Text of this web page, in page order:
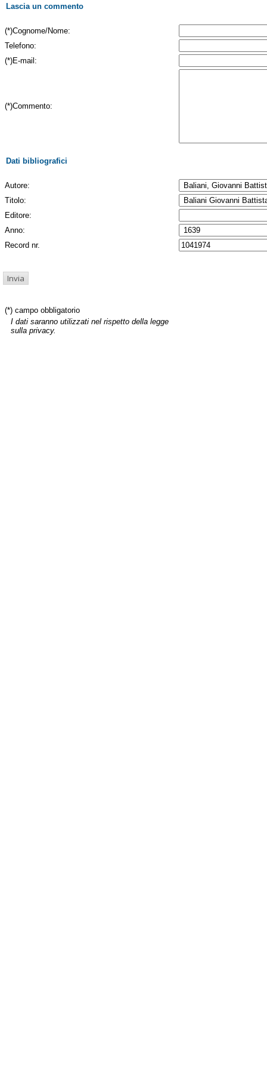
Lascia un commento
(*)Cognome/Nome:
Telefono:
(*)E-mail:
(*)Commento:
Dati bibliografici
Autore:
Titolo:
Editore:
Anno:
Record nr.
(*) campo obbligatorio
I dati saranno utilizzati nel rispetto della legge
sulla privacy.